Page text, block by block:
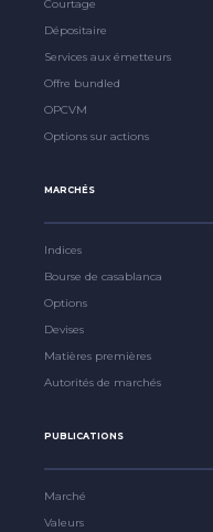
Courtage
Dépositaire
Services aux émetteurs
Offre bundled
OPCVM
Options sur actions
MARCHÉS
Indices
Bourse de casablanca
Options
Devises
Matières premières
Autorités de marchés
PUBLICATIONS
Marché
Valeurs